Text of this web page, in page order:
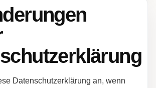
Datenschutzerklärung an, wenn